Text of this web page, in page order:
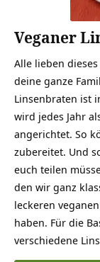
Veganer
Alle lieben
deine ganze
Linsenbraten ist
wird jedes Jahr
angerichtet. So
zubereitet. Und
euch teilen
den wir ganz
leckeren
haben. Für die
verschiedene